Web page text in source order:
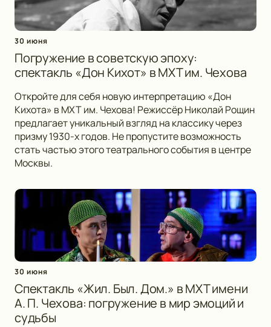
30 июня
Погружение в советскую эпоху:
спектакль «Дон Кихот» в МХТ им. Чехова
Откройте для себя новую интерпретацию «Дон
Кихота» в МХТ им. Чехова! Режиссёр Николай Рощин
предлагает уникальный взгляд на классику через
призму 1930-х годов. Не пропустите возможность
стать частью этого театрального события в центре
Москвы.
30 июня
Спектакль «Жил. Был. Дом.» в МХТ имени
А. П. Чехова: погружение в мир эмоций и
судьбы